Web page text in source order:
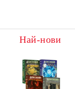
Най-нови